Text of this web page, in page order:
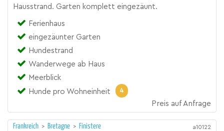
Hausstrand. Garten komplett eingezäunt.
Ferienhaus
eingezäunter Garten
Hundestrand
Wanderwege ab Haus
Meerblick
Hunde pro Wohneinheit
4
Preis auf Anfrage
Frankreich > Bretagne > Finistere a10122